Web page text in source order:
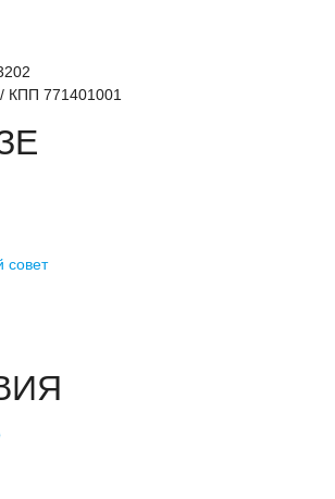
КПП 771401001
совет